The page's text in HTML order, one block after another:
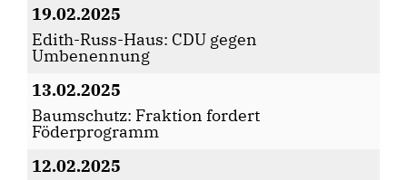
19.02.2025
Edith-Russ-Haus: CDU gegen
Umbenennung
13.02.2025
Baumschutz: Fraktion fordert
Föderprogramm
12.02.2025